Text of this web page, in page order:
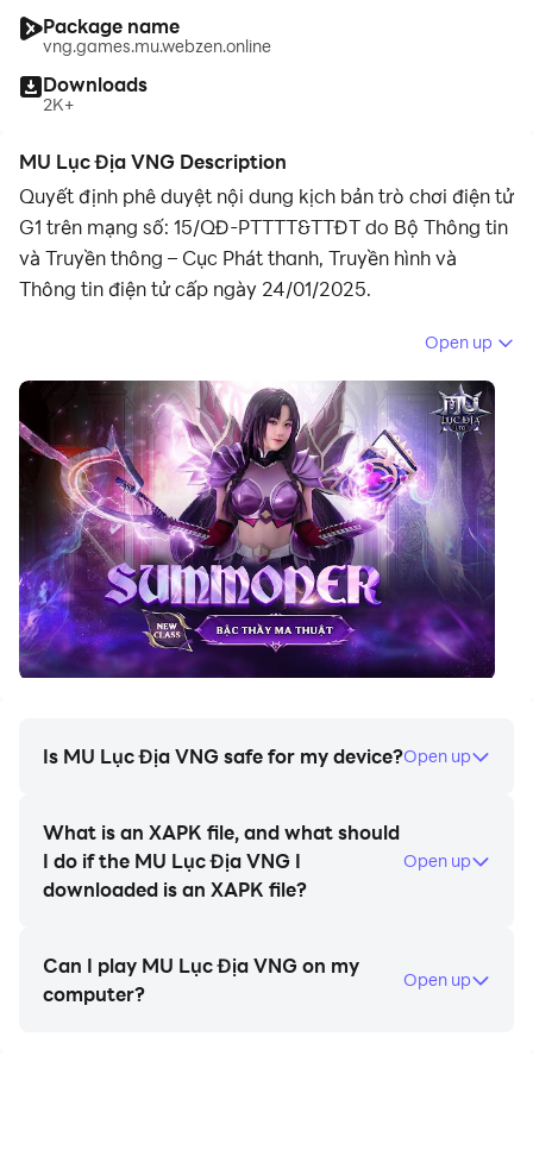
Package name
vng.games.mu.webzen.online
Downloads
2K+
MU Lục Địa VNG Description
Quyết định phê duyệt nội dung kịch bản trò chơi điện tử
G1 trên mạng số: 15/QĐ-PTTTT&TTĐT do Bộ Thông tin
và Truyền thông – Cục Phát thanh, Truyền hình và
Thông tin điện tử cấp ngày 24/01/2025.
MU LỤC ĐỊA VNG – HỒI SINH HUYỀN THOẠI MU
ONLINE WEBZEN
MU Lục Địa VNG – Tái Hiện Nguyên Bản, Kỷ Nguyên
Lục Địa Mới là tựa game thuộc bản quyền của nhà sản
xuất Hàn Quốc Webzen - cha đẻ của dòng game kinh
điển MU Online và được ra mắt chính thức tại Việt Nam
bởi nhà phát hành VNG.
Trò chơi không chỉ kế thừa toàn bộ tinh hoa của MU
Online Webzen mà còn mang đến những cải tiến đột
phá vượt thời đại, nâng tầm trải nghiệm cho các
SỐNG LẠI HỒI ỨC MU – ĐỊA DANH, HỆ PHÁI, HOẠT
lập tức nhận ra những địa danh huyền thoại như
Lorencia, Noria, Devias, Atlans, cùng với các NPC quen
đẹp của tuổi thơ 1 thời đam mê MU Online Webzen.
Open up
Is MU Lục Địa VNG safe for my device?Open up
What is an XAPK file, and what should
I do if the MU Lục Địa VNG I
downloaded is an XAPK file?
Open up
Can I play MU Lục Địa VNG on my
computer?
Open up